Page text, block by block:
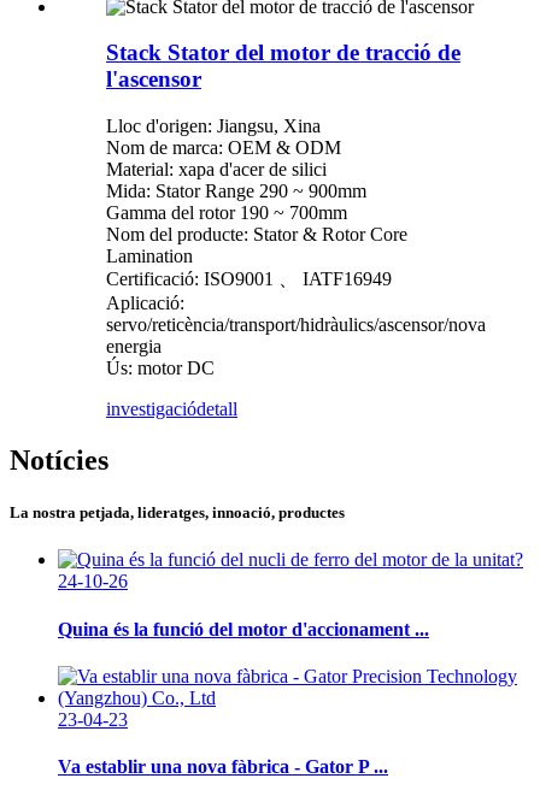
Stack Stator del motor de tracció de
l'ascensor
Lloc d'origen: Jiangsu, Xina
Nom de marca: OEM & ODM
Material: xapa d'acer de silici
Mida: Stator Range 290 ~ 900mm
Gamma del rotor 190 ~ 700mm
Nom del producte: Stator & Rotor Core
Lamination
Certificació: ISO9001 、 IATF16949
Aplicació:
servo/reticència/transport/hidràulics/ascensor/nova
energia
Ús: motor DC
investigaciódetall
Notícies
La nostra petjada, lideratges, innoació, productes
24-10-26
Quina és la funció del motor d'accionament ...
23-04-23
Va establir una nova fàbrica - Gator P ...